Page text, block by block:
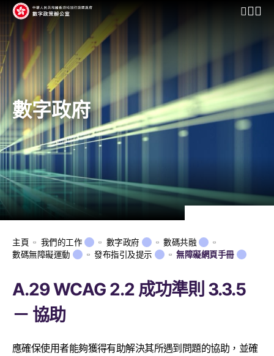
開啟行
數字政府
主頁 我們的工作 數字政府
數碼共融
數碼無障礙運動
發布指引及提示 無障礙網頁手冊
A.29 WCAG 2.2 成功準則 3.3.5
－ 協助
應確保使用者能夠獲得有助解決其所遇到問題的協助，並確